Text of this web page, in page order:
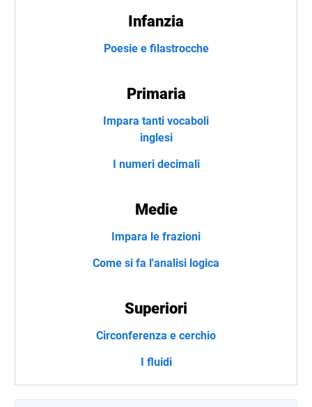
Infanzia
Poesie e filastrocche
Primaria
Impara tanti vocaboli
inglesi
I numeri decimali
Medie
Impara le frazioni
Come si fa l'analisi logica
Superiori
Circonferenza e cerchio
I fluidi